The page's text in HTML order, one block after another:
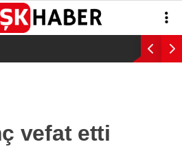
WhatsApp İhbar
Hattı
29°
vefat etti